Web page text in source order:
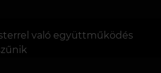
való együttműködés